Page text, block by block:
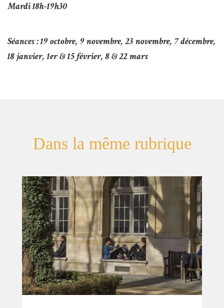
Mardi 18h-19h30
Séances :19 octobre, 9 novembre, 23 novembre, 7 décembre,
18 janvier, 1er & 15 février, 8 & 22 mars
Dans la même rubrique